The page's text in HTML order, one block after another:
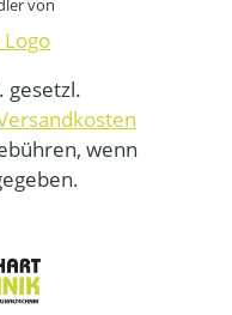
von
gesetzl.
wenn